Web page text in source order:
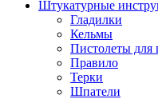
Штукатурные
Гладилки
Кельмы
Пистолеты для
Правило
Терки
Шпатели